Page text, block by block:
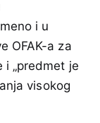
i u
OFAK-a za
„predmet je
visokog